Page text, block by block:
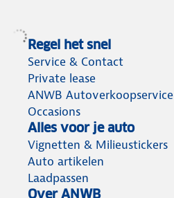
Regel het snel
Service & Contact
Private lease
ANWB Autoverkoopservice
Occasions
Alles voor je auto
Vignetten & Milieustickers
Auto artikelen
Laadpassen
Over ANWB